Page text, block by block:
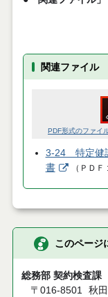
関連ファイル
PDF形式のファイ
3-24 特定健
書
（ ＰＤＦ
このページ
総務部 契約検査課
〒016-8501 秋